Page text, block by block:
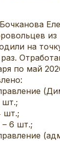
из
на
по май
шт.;
шт.;
6 шт.;